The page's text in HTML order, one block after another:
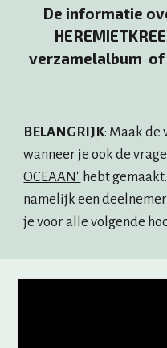
verzamelalbum
  of
BELANGRIJK: Maak de
wanneer je ook de
OCEAAN" hebt
namelijk een
je voor alle volgende